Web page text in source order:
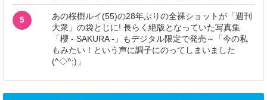
5
あの桜樹ルイ(55)の28年ぶりの全裸ショットが「週刊
大衆」の袋とじに! 長らく絶版となっていた写真集
「櫻 - SAKURA -」もデジタル限定で発売～「今の私
もみたい！という声に調子にのってしまいました
(^◇^;)」